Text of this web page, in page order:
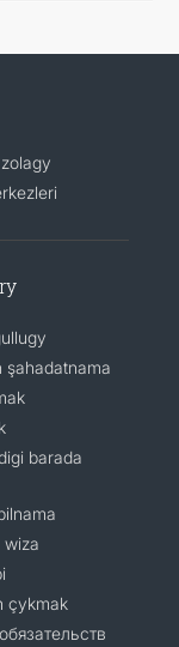
şahadatnama
barada
wiza
çykmak